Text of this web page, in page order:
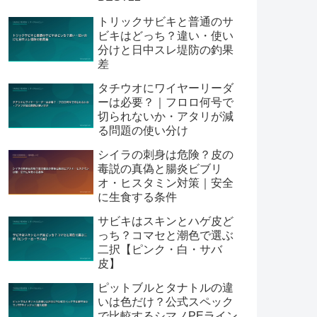
トリックサビキと普通のサ
ビキはどっち？違い・使い
分けと日中スレ堤防の釣果
差
タチウオにワイヤーリーダ
ーは必要？｜フロロ何号で
切られないか・アタリが減
る問題の使い分け
シイラの刺身は危険？皮の
毒説の真偽と腸炎ビブリ
オ・ヒスタミン対策｜安全
に生食する条件
サビキはスキンとハゲ皮ど
っち？コマセと潮色で選ぶ
二択【ピンク・白・サバ
皮】
ピットブルとタナトルの違
いは色だけ？公式スペック